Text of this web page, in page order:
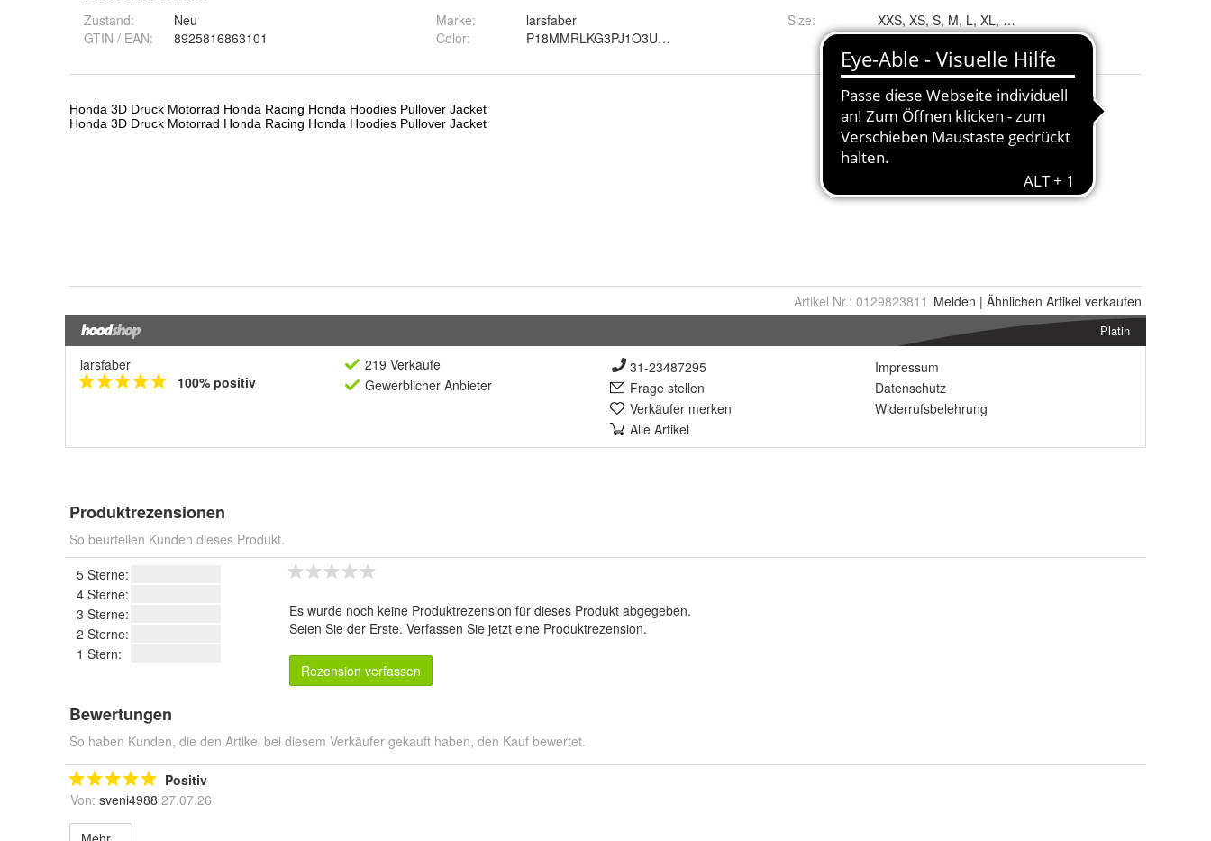
Zustand:
Neu
GTIN / EAN:
8925816863101
Marke:
larsfaber
Color: P18MMRLKG3PJ1O3U, P18MMMAZKGSIW6LC, P18MMYFQ14JJV2B1, P18MMSR6MGR22I5F,
Size:
Artikel Nr.: 0129823811 Melden | Ähnlichen Artikel verkaufen
Platin
larsfaber
100% positiv
219 Verkäufe
Gewerblicher Anbieter
31-23487295
Frage stellen
Verkäufer merken
Alle Artikel
Impressum
Datenschutz
Widerrufsbelehrung
Produktrezensionen
So beurteilen Kunden dieses Produkt.
5 Sterne:
4 Sterne:
3 Sterne:
2 Sterne:
1 Stern:
Es wurde noch keine Produktrezension für dieses Produkt abgegeben.
Seien Sie der Erste. Verfassen Sie jetzt eine Produktrezension.
Rezension verfassen
Bewertungen
So haben Kunden, die den Artikel bei diesem Verkäufer gekauft haben, den Kauf bewertet.
Positiv
Von: sveni4988 27.07.26